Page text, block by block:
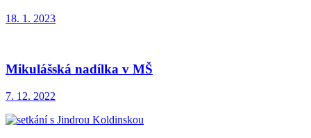
18. 1. 2023
Mikulášská nadílka v MŠ
7. 12. 2022